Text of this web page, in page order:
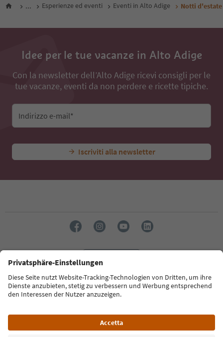
... Esperienze ed eventi Eventi in Alto Adige Notti d'estate
Idee per le tue vacanze in Alto Adige
Con la newsletter dell’Alto Adige ricevi consigli per le
tue vacanze, eventi da non perdere e ricette tipiche.
Indirizzo e-mail*
Iscriviti alla newsletter
Südtirol Guide App